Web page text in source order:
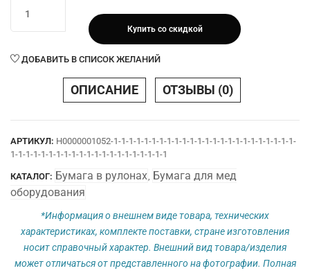
товара
Бумага
х
Купить со скидкой
ДОБАВИТЬ В СПИСОК ЖЕЛАНИЙ
ОПИСАНИЕ ОТЗЫВЫ (0)
АРТИКУЛ: Н0000001052-1-1-1-1-1-1-1-1-1-1-1-1-1-1-1-1-1-1-1-1-1-1-1-1-
1-1-1-1-1-1-1-1-1-1-1-1-1-1-1-1-1-1-1-1-1
КАТАЛОГ: Бумага в рулонах, Бумага для мед
оборудования
*Информация о внешнем виде товара, технических
характеристиках, комплекте поставки, стране изготовления
носит справочный характер. Внешний вид товара/изделия
может отличаться от представленного на фотографии. Полная